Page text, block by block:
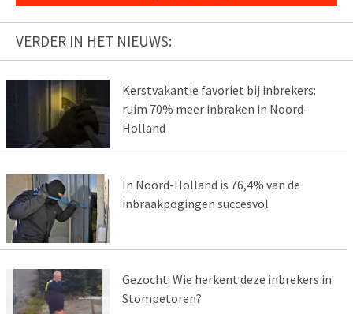
VERDER IN HET NIEUWS:
Kerstvakantie favoriet bij inbrekers:
ruim 70% meer inbraken in Noord-
Holland
In Noord-Holland is 76,4% van de
inbraakpogingen succesvol
Gezocht: Wie herkent deze inbrekers in
Stompetoren?